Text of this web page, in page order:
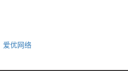
爱优网络